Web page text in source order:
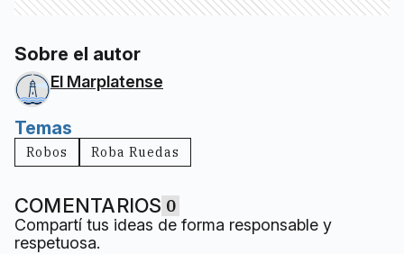
Sobre el autor
El Marplatense
Temas
Robos Roba Ruedas
COMENTARIOS 0
Compartí tus ideas de forma responsable y
respetuosa.